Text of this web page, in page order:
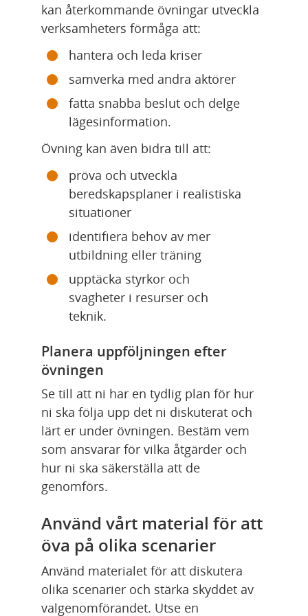
kan återkommande övningar utveckla
verksamheters förmåga att:
hantera och leda kriser
samverka med andra aktörer
fatta snabba beslut och delge
lägesinformation.
Övning kan även bidra till att:
pröva och utveckla
beredskapsplaner i realistiska
situationer
identifiera behov av mer
utbildning eller träning
upptäcka styrkor och
svagheter i resurser och
teknik.
Planera uppföljningen efter
övningen
Se till att ni har en tydlig plan för hur
ni ska följa upp det ni diskuterat och
lärt er under övningen. Bestäm vem
som ansvarar för vilka åtgärder och
hur ni ska säkerställa att de
genomförs.
Använd vårt material för att
öva på olika scenarier
Använd materialet för att diskutera
olika scenarier och stärka skyddet av
valgenomförandet. Utse en